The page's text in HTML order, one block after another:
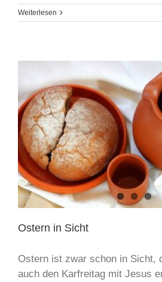
Weiterlesen
Ostern in Sicht
Ostern ist zwar schon in Sicht,
auch den Karfreitag mit Jesus